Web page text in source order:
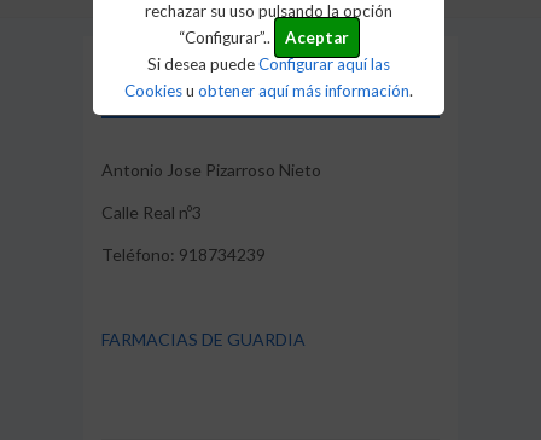
rechazar su uso pulsando la opción
“Configurar”..
Aceptar
Si desea puedeConfigurar aquí las
Cookiesuobtener aquí más información.
Farmacias
Antonio Jose Pizarroso Nieto
Calle Real nº3
Teléfono: 918734239
FARMACIAS DE GUARDIA